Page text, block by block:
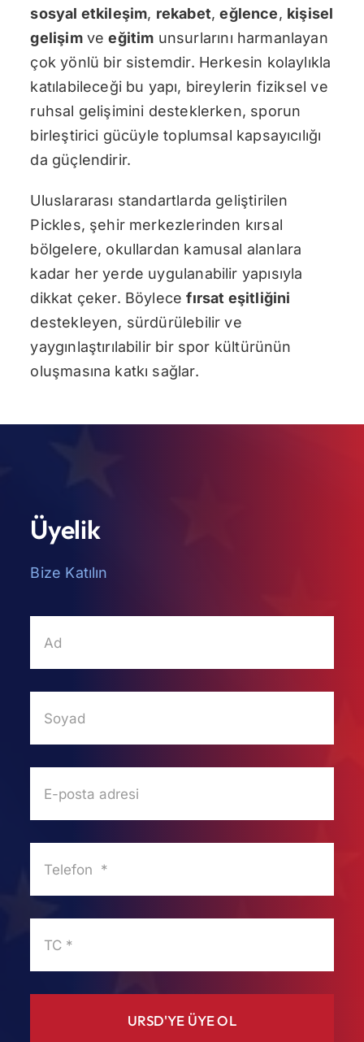
sosyal etkileşim, rekabet,eğlence, kişisel
gelişimveeğitim unsurlarını harmanlayan
çok yönlü bir sistemdir. Herkesin kolaylıkla
katılabileceği bu yapı, bireylerin fiziksel ve
ruhsal gelişimini desteklerken, sporun
birleştirici gücüyle toplumsal kapsayıcılığı
da güçlendirir.
Uluslararası standartlarda geliştirilen
Pickles, şehir merkezlerinden kırsal
bölgelere, okullardan kamusal alanlara
kadar her yerde uygulanabilir yapısıyla
dikkat çeker. Böylecefırsat eşitliğini
destekleyen, sürdürülebilir ve
yaygınlaştırılabilir bir spor kültürünün
oluşmasına katkı sağlar.
Üyelik
Bize Katılın
URSD'YE ÜYE OL